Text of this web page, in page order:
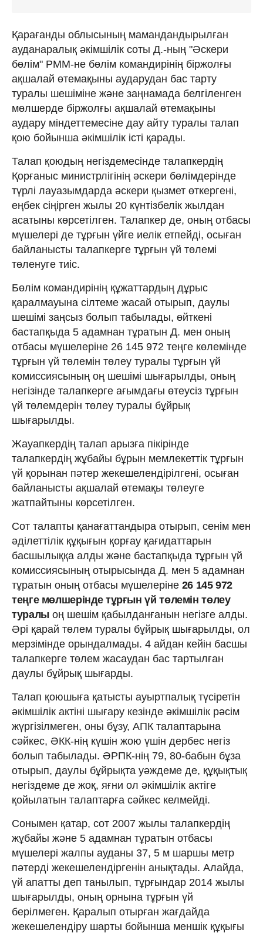
Қарағанды облысының мамандандырылған
ауданаралық әкімшілік соты Д.-ның "Әскери
бөлім" РММ-не бөлім командирінің біржолғы
ақшалай өтемақыны аударудан бас тарту
туралы шешіміне және заңнамада белгіленген
мөлшерде біржолғы ақшалай өтемақыны
аудару міндеттемесіне дау айту туралы талап
қою бойынша әкімшілік істі қарады.
Талап қоюдың негіздемесінде талапкердің
Қорғаныс министрлігінің әскери бөлімдерінде
түрлі лауазымдарда әскери қызмет өткергені,
еңбек сіңірген жылы 20 күнтізбелік жылдан
асатыны көрсетілген. Талапкер де, оның отбасы
мүшелері де тұрғын үйге иелік етпейді, осыған
байланысты талапкерге тұрғын үй төлемі
төленуге тиіс.
Бөлім командирінің құжаттардың дұрыс
қаралмауына сілтеме жасай отырып, даулы
шешімі заңсыз болып табылады, өйткені
бастапқыда 5 адамнан тұратын Д. мен оның
отбасы мүшелеріне 26 145 972 теңге көлемінде
тұрғын үй төлемін төлеу туралы тұрғын үй
комиссиясының оң шешімі шығарылды, оның
негізінде талапкерге ағымдағы өтеусіз тұрғын
үй төлемдерін төлеу туралы бұйрық
шығарылды.
Жауапкердің талап арызға пікірінде
талапкердің жұбайы бұрын мемлекеттік тұрғын
үй қорынан пәтер жекешелендірілгені, осыған
байланысты ақшалай өтемақы төлеуге
жатпайтыны көрсетілген.
Сот талапты қанағаттандыра отырып, сенім мен
әділеттілік құқығын қорғау қағидаттарын
басшылыққа алды және бастапқыда тұрғын үй
комиссиясының отырысында Д. мен 5 адамнан
тұратын оның отбасы мүшелеріне 26 145 972
теңге мөлшерінде тұрғын үй төлемін төлеу
туралыоң шешім қабылданғанын негізге алды.
Әрі қарай төлем туралы бұйрық шығарылды, ол
мерзімінде орындалмады. 4 айдан кейін басшы
талапкерге төлем жасаудан бас тартылған
даулы бұйрық шығарды.
Талап қоюшыға қатысты ауыртпалық түсіретін
әкімшілік актіні шығару кезінде әкімшілік рәсім
жүргізілмеген, оны бұзу, АПК талаптарына
сәйкес, ӘКК-нің күшін жою үшін дербес негіз
болып табылады. ӘРПК-нің 79, 80-бабын бұза
отырып, даулы бұйрықта уәждеме де, құқықтық
негіздеме де жоқ, яғни ол әкімшілік актіге
қойылатын талаптарға сәйкес келмейді.
Сонымен қатар, сот 2007 жылы талапкердің
жұбайы және 5 адамнан тұратын отбасы
мүшелері жалпы ауданы 37, 5 м шаршы метр
пәтерді жекешелендіргенін анықтады. Алайда,
үй апатты деп танылып, тұрғындар 2014 жылы
шығарылды, оның орнына тұрғын үй
берілмеген. Қаралып отырған жағдайда
жекешелендіру шарты бойынша меншік құқығы